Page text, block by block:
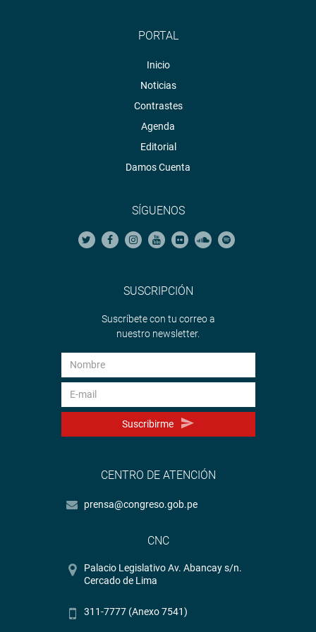
PORTAL
Inicio
Noticias
Contrastes
Agenda
Editorial
Damos Cuenta
SÍGUENOS
SUSCRIPCIÓN
Suscríbete con tu correo a
nuestro newsletter.
Suscribirme
CENTRO DE ATENCIÓN
prensa@congreso.gob.pe
CNC
Palacio Legislativo Av. Abancay s/n.
Cercado de Lima
311-7777 (Anexo 7541)